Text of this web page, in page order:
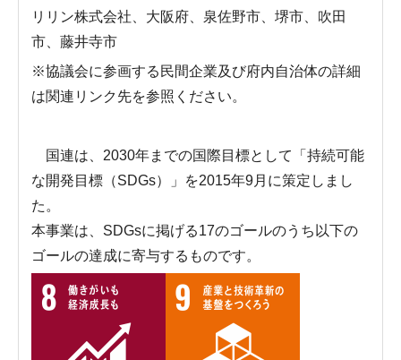
リリン株式会社、大阪府、泉佐野市、堺市、吹田
市、藤井寺市
※協議会に参画する民間企業及び府内自治体の詳細
は関連リンク先を参照ください。
国連は、2030年までの国際目標として「持続可能
な開発目標（SDGs）」を2015年9月に策定しまし
た。
本事業は、SDGsに掲げる17のゴールのうち以下の
ゴールの達成に寄与するものです。